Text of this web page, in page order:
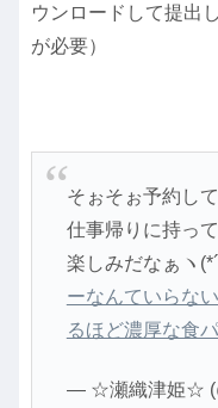
ウンロードして提出
が必要）
そぉそぉ予約し
仕事帰りに持っ
楽しみだなぁヽ
ーなんていらな
るほど濃厚な食
— ☆瀬織津姫☆